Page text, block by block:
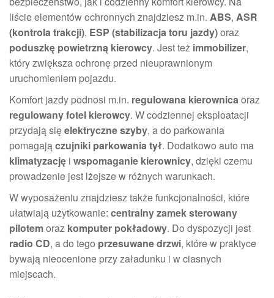
liście elementów ochronnych znajdziesz m.in. ABS, ASR
(kontrola trakcji), ESP (stabilizacja toru jazdy)oraz
poduszkę powietrzną kierowcy. Jest też immobilizer,
który zwiększa ochronę przed nieuprawnionym
uruchomieniem pojazdu.
Komfort jazdy podnosi m.in. regulowana kierownicaoraz
regulowany fotel kierowcy. W codziennej eksploatacji
przydają sięelektryczne szyby, a do parkowania
pomagajączujniki parkowania tył. Dodatkowo auto ma
klimatyzację i wspomaganie kierownicy, dzięki czemu
prowadzenie jest lżejsze w różnych warunkach.
W wyposażeniu znajdziesz także funkcjonalności, które
ułatwiają użytkowanie: centralny zamek sterowany
pilotemoraz komputer pokładowy. Do dyspozycji jest
radio CD, a do tego przesuwane drzwi, które w praktyce
bywają nieocenione przy załadunku i w ciasnych
miejscach.